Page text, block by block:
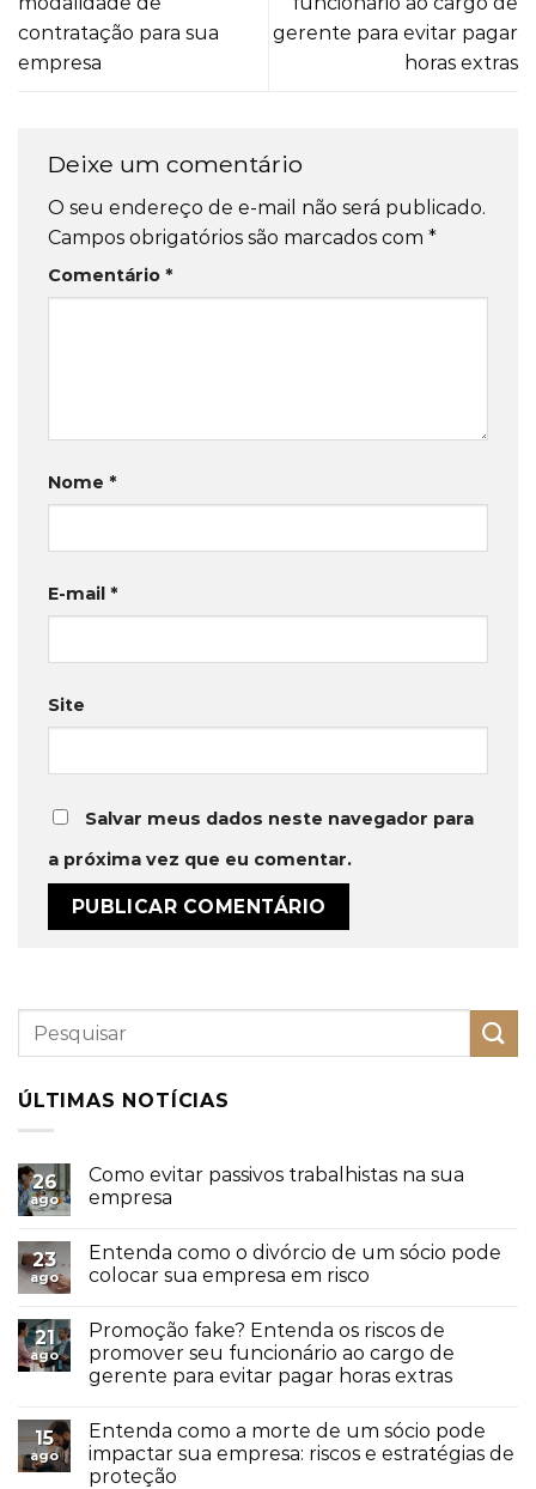
contratação para sua
empresa
gerente para evitar pagar
horas extras
Deixe um comentário
O seu endereço de e-mail não será publicado.
Campos obrigatórios são marcados com *
Comentário *
Nome *
E-mail *
Site
Salvar meus dados neste navegador para
a próxima vez que eu comentar.
ÚLTIMAS NOTÍCIAS
26
ago
Como evitar passivos trabalhistas na sua
empresa
23
ago
Entenda como o divórcio de um sócio pode
colocar sua empresa em risco
21
ago
Promoção fake? Entenda os riscos de
promover seu funcionário ao cargo de
gerente para evitar pagar horas extras
15
ago
Entenda como a morte de um sócio pode
impactar sua empresa: riscos e estratégias de
proteção